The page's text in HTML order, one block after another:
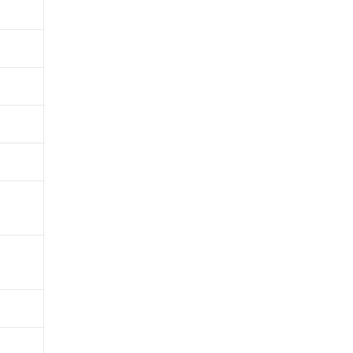
了承ください。
き作成されるも
御機器販売店・
ようお願いしま
にご登録され
社の共同利用者
とをご了承くだ
です。
ず変更すること
1000ppm以下、
) : 1000ppm、
要な手段を講じ
これらの製造装
通知します。
、取り引きをい
ムロン制御